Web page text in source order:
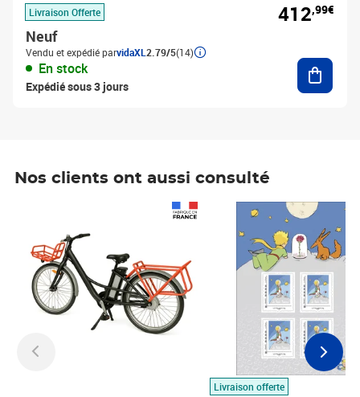
Livraison Offerte
Neuf
Vendu et expédié parvidaXL 2.79/5(14)
En stock
Expédié sous 3 jours
412,99€
Nos clients ont aussi consulté
Livraison offerte
Prix 7,50€